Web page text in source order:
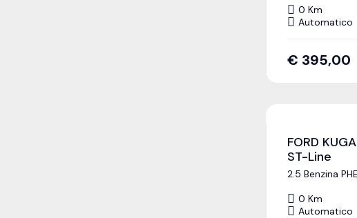
0 Km
Automatico
€ 395,00
FORD
ST-Line
2.5 Benzina
0 Km
Automatico